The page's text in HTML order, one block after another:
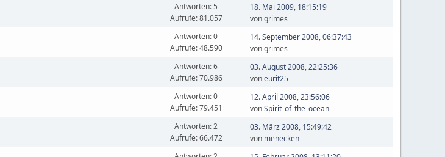
Antworten: 5
Aufrufe: 81.057
18. Mai 2009, 18:15:19
von grimes
Antworten: 0
Aufrufe: 48.590
14. September 2008, 06:37:43
von grimes
Antworten: 6
Aufrufe: 70.986
03. August 2008, 22:25:36
voneurit25
Antworten: 0
Aufrufe: 79.451
12. April 2008, 23:56:06
vonSpirit_of_the_ocean
Antworten: 2
Aufrufe: 66.472
03. März 2008, 15:49:42
von menecken